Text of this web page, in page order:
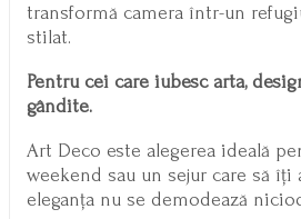
transformă camera într-un
stilat.
Pentru cei care iubesc arta,
gândite.
Art Deco este alegerea ideală
weekend sau un sejur care să îți
eleganța nu se demodează